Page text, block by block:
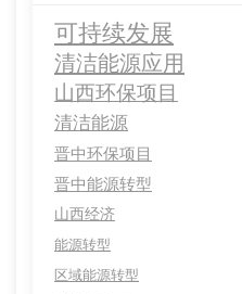
可持续发展
清洁能源应用
山西环保项目
清洁能源
晋中环保项目
晋中能源转型
山西经济
能源转型
区域能源转型